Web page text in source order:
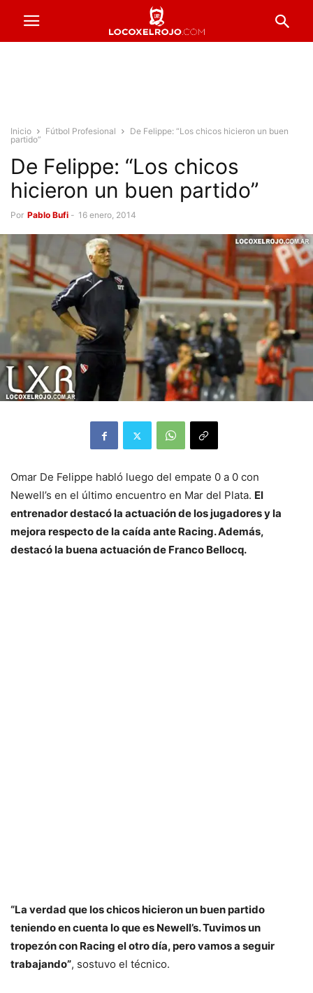
Inicio Fútbol Profesional
De Felippe: “Los chicos hicieron un buen
partido”
De Felippe: “Los chicos
hicieron un buen partido”
Por Pablo Bufi - 16 enero, 2014
Omar De Felippe habló luego del empate 0 a 0 con
Newell’s en el último encuentro en Mar del Plata. El
entrenador destacó la actuación de los jugadores y la
mejora respecto de la caída ante Racing. Además,
destacó la buena actuación de Franco Bellocq.
“La verdad que los chicos hicieron un buen partido
teniendo en cuenta lo que es Newell’s. Tuvimos un
tropezón con Racing el otro día, pero vamos a seguir
trabajando”, sostuvo el técnico.